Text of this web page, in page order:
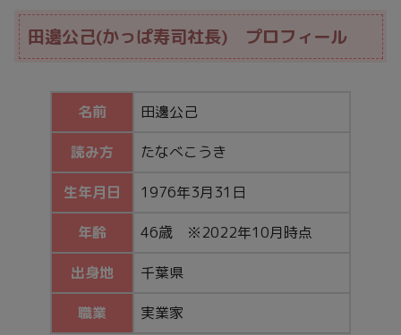
田邊公己(かっぱ寿司社長) プロフィール
名前 田邊公己
読み方 たなべこうき
生年月日 1976年3月31日
年齢 46歳 ※2022年10月時点
出身地 千葉県
職業 実業家